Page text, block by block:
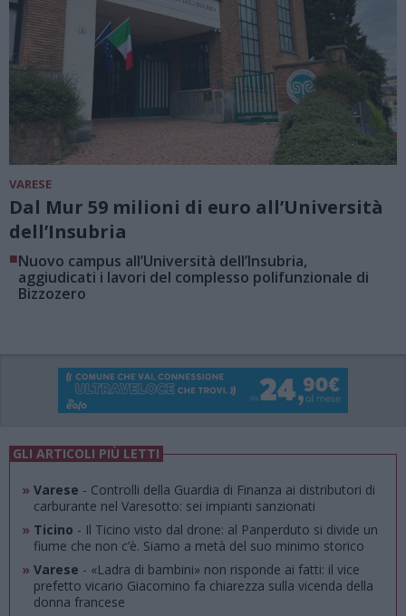
VARESE
Dal Mur 59 milioni di euro all’Università
dell’Insubria
■Nuovo campus all’Università dell’Insubria,
aggiudicati i lavori del complesso polifunzionale di
Bizzozero
GLI ARTICOLI PIÙ LETTI
» Varese - Controlli della Guardia di Finanza ai distributori di
carburante nel Varesotto: sei impianti sanzionati
» Ticino - Il Ticino visto dal drone: al Panperduto si divide un
fiume che non c’è. Siamo a metà del suo minimo storico
» Varese - «Ladra di bambini» non risponde ai fatti: il vice
prefetto vicario Giacomino fa chiarezza sulla vicenda della
donna francese